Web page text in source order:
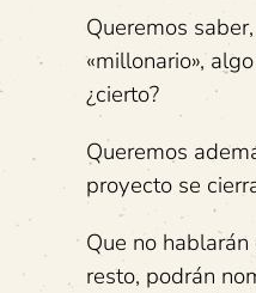
Queremos
«millonario»,
¿cierto?
Queremos
proyecto se
Que no
resto, podrán